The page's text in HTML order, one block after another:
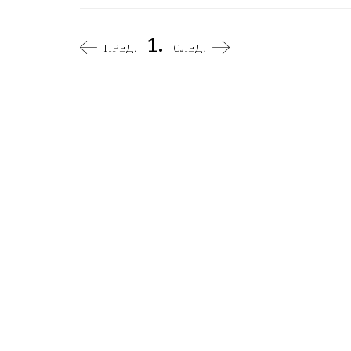
ПРЕД. 1. СЛЕД.